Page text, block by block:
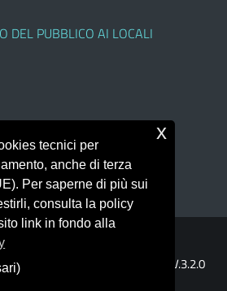
DEL PUBBLICO AI LOCALI
sul tema accessibile
V.3.2.0
tecnici per
anche di terza
Per saperne di più sui
consulta la policy
link in fondo alla
x